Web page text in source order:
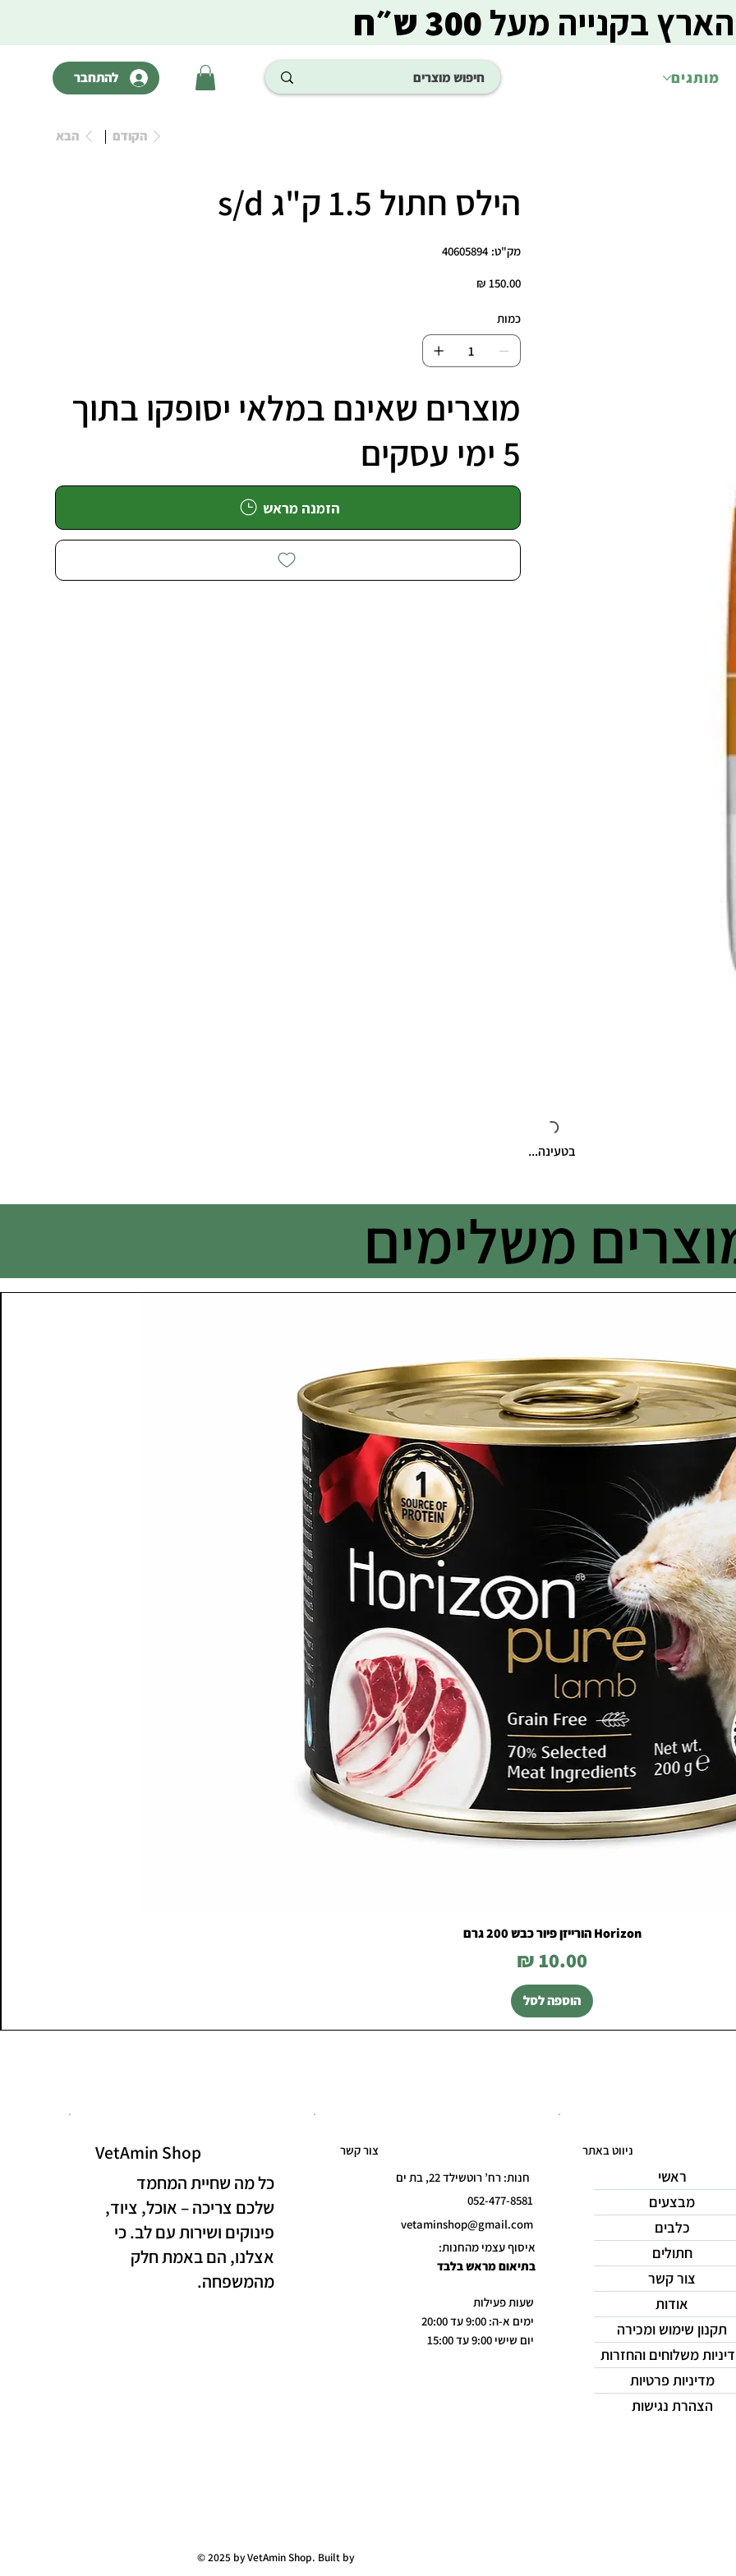
מותגים להתחבר
בקנייה מעל300 ש״ח
הקודם הבא
הילס חתול 1.5 ק"ג s/d
מק"ט:
מק"ט
40605894
40605894
מחיר ‏150.00 ‏₪
כמות
מוצרים שאינם במלאי יסופקו בתוך
5 ימי עסקים
הזמנה מראש
בטעינה...
משלימים
Horizon הורייזן פיור כבש 200 גרם
מחיר
הוספה לסל
VetAmin Shop
כל מה שחיית המחמד
שלכם צריכה – אוכל, ציוד,
פינוקים ושירות עם לב. כי
אצלנו, הם באמת חלק
מהמשפחה.
חנות: רח’ רוטשילד 22, בת ים
052-477-8581
vetaminshop@gmail.com
איסוף עצמי מהחנות:
בתיאום מראש בלבד
שעות פעילות
ימים א-ה: 9:00 עד 20:00
יום שישי 9:00 עד 15:00
צור קשר ניווט באתר
ראשי
מבצעים
כלבים
חתולים
צור קשר
אודות
תקנון שימוש ומכירה
משלוחים והחזרות
מדיניות פרטיות
הצהרת נגישות
© 2025 by VetAmin Shop. Built by